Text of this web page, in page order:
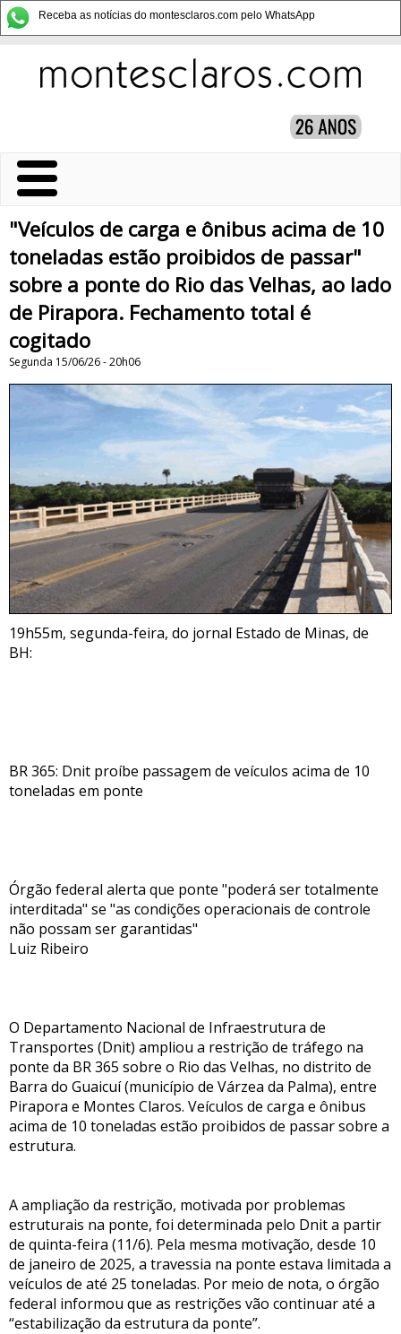
Receba as notícias do montesclaros.com pelo WhatsApp
"Veículos de carga e ônibus acima de 10
toneladas estão proibidos de passar"
sobre a ponte do Rio das Velhas, ao lado
de Pirapora. Fechamento total é
cogitado
Segunda 15/06/26 - 20h06
19h55m, segunda-feira, do jornal Estado de Minas, de
BH:
BR 365: Dnit proíbe passagem de veículos acima de 10
toneladas em ponte
Órgão federal alerta que ponte "poderá ser totalmente
interditada" se "as condições operacionais de controle
não possam ser garantidas"
Luiz Ribeiro
O Departamento Nacional de Infraestrutura de
Transportes (Dnit) ampliou a restrição de tráfego na
ponte da BR 365 sobre o Rio das Velhas, no distrito de
Barra do Guaicuí (município de Várzea da Palma), entre
Pirapora e Montes Claros. Veículos de carga e ônibus
acima de 10 toneladas estão proibidos de passar sobre a
estrutura.
A ampliação da restrição, motivada por problemas
estruturais na ponte, foi determinada pelo Dnit a partir
de quinta-feira (11/6). Pela mesma motivação, desde 10
de janeiro de 2025, a travessia na ponte estava limitada a
veículos de até 25 toneladas. Por meio de nota, o órgão
federal informou que as restrições vão continuar até a
“estabilização da estrutura da ponte”.